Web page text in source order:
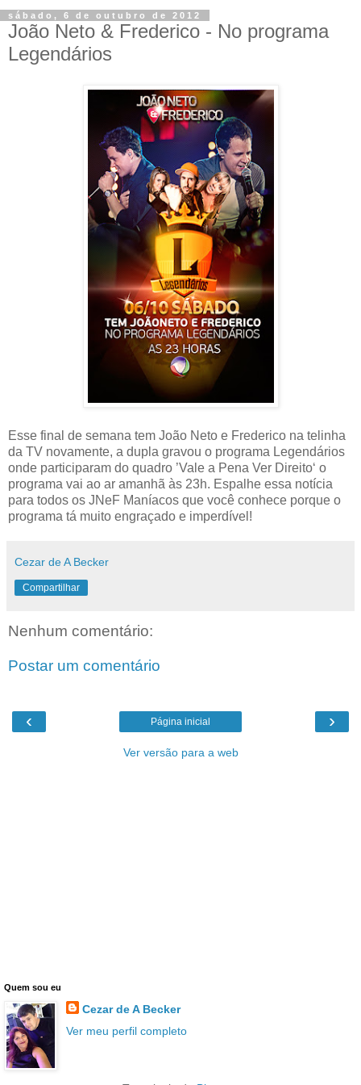
sábado, 6 de outubro de 2012
João Neto & Frederico - No programa
Legendários
Esse final de semana tem João Neto e Frederico na telinha
da TV novamente, a dupla gravou o programa Legendários
onde participaram do quadro ’Vale a Pena Ver Direito‘ o
programa vai ao ar amanhã às 23h. Espalhe essa notícia
para todos os JNeF Maníacos que você conhece porque o
programa tá muito engraçado e imperdível!
Cezar de A Becker
Compartilhar
Nenhum comentário:
Postar um comentário
‹ ›
Página inicial
Ver versão para a web
Quem sou eu
Cezar de A Becker
Ver meu perfil completo